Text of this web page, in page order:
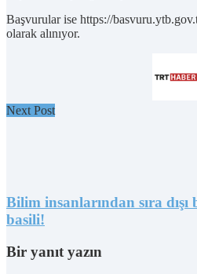
Başvurular ise https://
olarak alınıyor.
Next Post
Bilim insanlarından sıra
basili!
Bir yanıt yazın